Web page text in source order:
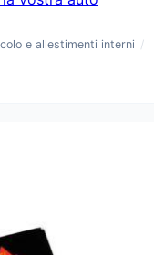
e allestimenti interni /